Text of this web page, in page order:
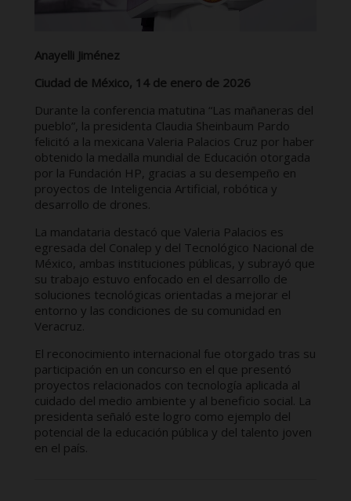
Anayelli Jiménez
Ciudad de México, 14 de enero de 2026
Durante la conferencia matutina “Las mañaneras del
pueblo”, la presidenta Claudia Sheinbaum Pardo
felicitó a la mexicana Valeria Palacios Cruz por haber
obtenido la medalla mundial de Educación otorgada
por la Fundación HP, gracias a su desempeño en
proyectos de Inteligencia Artificial, robótica y
desarrollo de drones.
La mandataria destacó que Valeria Palacios es
egresada del Conalep y del Tecnológico Nacional de
México, ambas instituciones públicas, y subrayó que
su trabajo estuvo enfocado en el desarrollo de
soluciones tecnológicas orientadas a mejorar el
entorno y las condiciones de su comunidad en
Veracruz.
El reconocimiento internacional fue otorgado tras su
participación en un concurso en el que presentó
proyectos relacionados con tecnología aplicada al
cuidado del medio ambiente y al beneficio social. La
presidenta señaló este logro como ejemplo del
potencial de la educación pública y del talento joven
en el país.